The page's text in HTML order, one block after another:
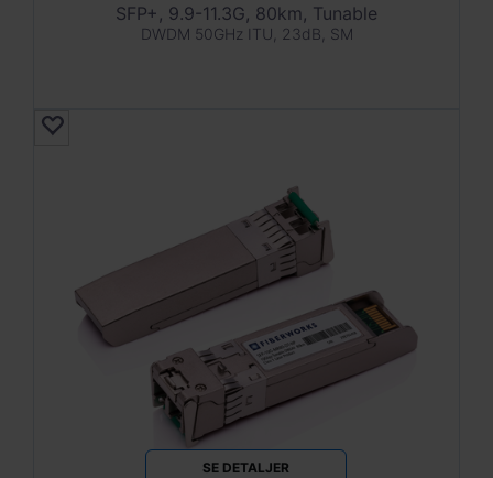
SFP+, 9.9-11.3G, 80km, Tunable
DWDM 50GHz ITU, 23dB, SM
SE DETALJER